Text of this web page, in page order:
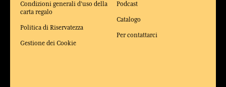
Condizioni generali d'uso della
carta regalo
Politica di Riservatezza
Gestione dei Cookie
Podcast
Catalogo
Per contattarci